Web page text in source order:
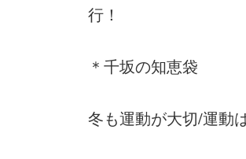
行！
＊千坂の知恵袋
冬も運動が大切/運動